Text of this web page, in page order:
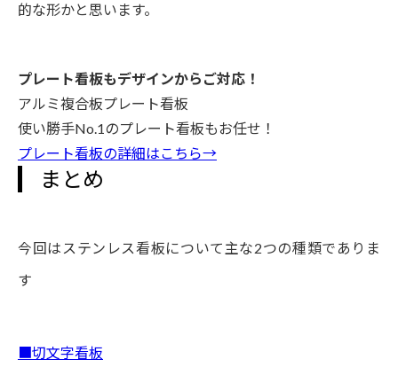
的な形かと思います。
プレート看板もデザインからご対応！
アルミ複合板プレート看板
使い勝手No.1のプレート看板もお任せ！
プレート看板の詳細はこちら→
まとめ
今回はステンレス看板について主な2つの種類でありま
す
■切文字看板